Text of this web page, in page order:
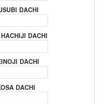
DACHI
DACHI
DACHI
DACHI